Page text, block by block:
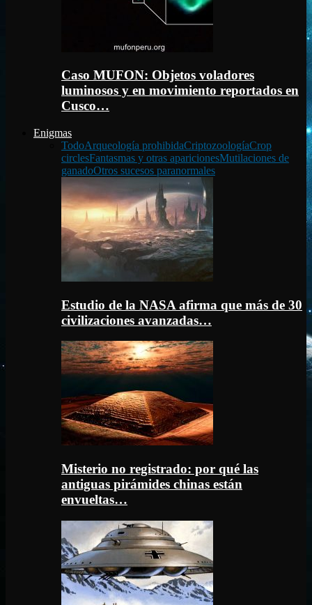
Caso MUFON: Objetos voladores
luminosos y en movimiento reportados en
Cusco…
Enigmas
TodoArqueología prohibidaCriptozoologíaCrop
circlesFantasmas y otras aparicionesMutilaciones de
ganadoOtros sucesos paranormales
Estudio de la NASA afirma que más de 30
civilizaciones avanzadas…
Misterio no registrado: por qué las
antiguas pirámides chinas están
envueltas…